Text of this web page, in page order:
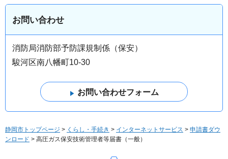
お問い合わせ
消防局消防部予防課規制係（保安）
駿河区南八幡町10-30
静岡市トップページ > くらし・手続き > インターネットサービス > 申請書ダウ
ンロード > 高圧ガス保安技術管理者等届書（一般）